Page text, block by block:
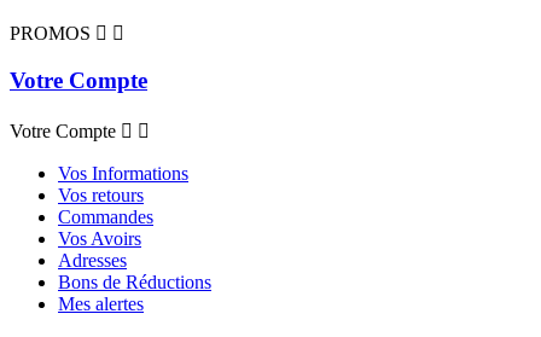
PROMOS  
Votre Compte
Votre Compte  
Vos Informations
Vos retours
Commandes
Vos Avoirs
Adresses
Bons de Réductions
Mes alertes